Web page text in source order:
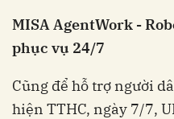
MISA AgentWork -
phục vụ 24/7
Cũng để hỗ trợ người
hiện TTHC, ngày 7/7,